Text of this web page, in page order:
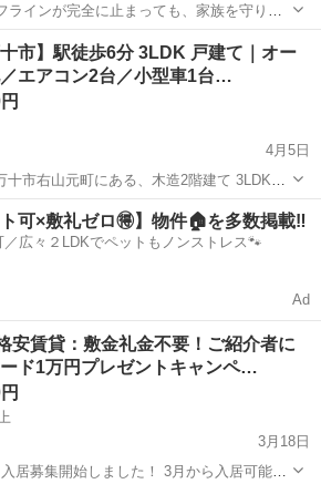
ラインが完全に止まっても、家族を守り抜
件は、高知県の標高の高い山間部（梼原
数年...
て
十市】駅徒歩6分 3LDK 戸建て｜オー
エアコン2台／小型車1台…
4月5日
モニター付きインターホン・エアコン2
村駅 一戸建て
ト可×敷礼ゼロ🉐】物件🏠を多数掲載‼️
／広々２LDKでペットもノンストレス🐾
Ad
安賃貸：敷金礼金不要！ご紹介者に
ド1万円プレゼントキャンペ…
3月18日
居募集開始しました！ 3月から入居可能で